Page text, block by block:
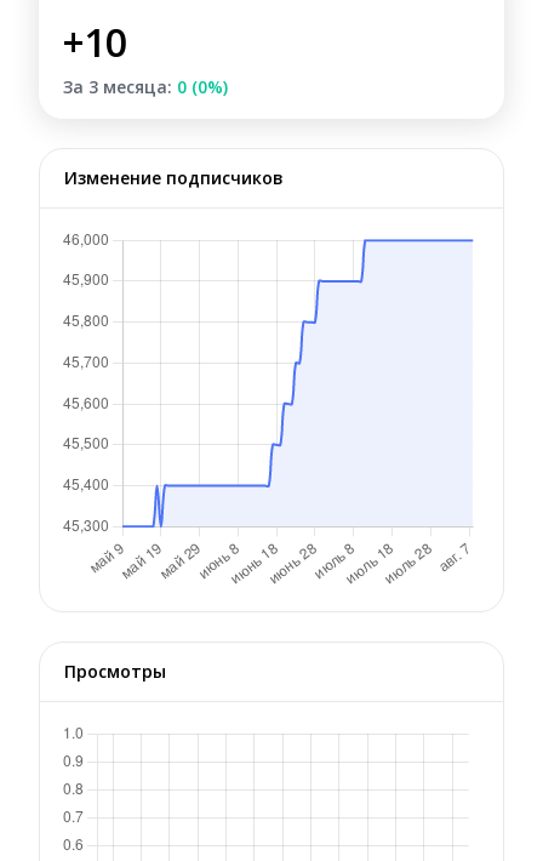
+10
За 3 месяца: 0 (0%)
Изменение подписчиков
Просмотры